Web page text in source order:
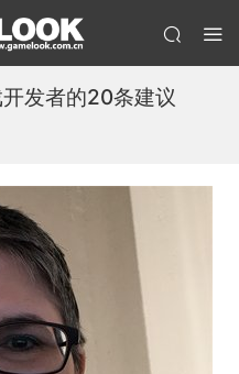
发者的20条建议